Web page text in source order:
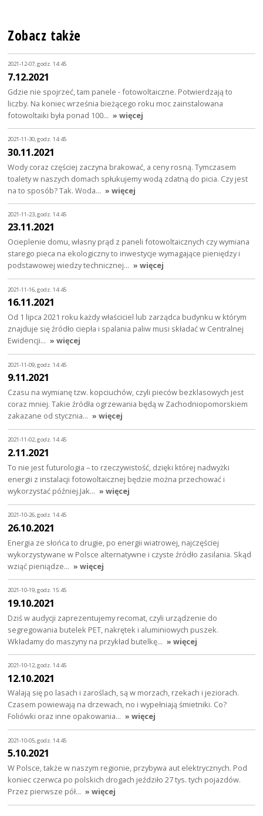
Zobacz także
2021-12-07, godz. 14:45
7.12.2021
Gdzie nie spojrzeć, tam panele - fotowoltaiczne. Potwierdzają to
liczby. Na koniec września bieżącego roku moc zainstalowana
fotowoltaiki była ponad 100… » więcej
2021-11-30, godz. 14:45
30.11.2021
Wody coraz częściej zaczyna brakować, a ceny rosną. Tymczasem
toalety w naszych domach spłukujemy wodą zdatną do picia. Czy jest
na to sposób? Tak. Woda… » więcej
2021-11-23, godz. 14:45
23.11.2021
Ocieplenie domu, własny prąd z paneli fotowoltaicznych czy wymiana
starego pieca na ekologiczny to inwestycje wymagające pieniędzy i
podstawowej wiedzy technicznej… » więcej
2021-11-16, godz. 14:45
16.11.2021
Od 1 lipca 2021 roku każdy właściciel lub zarządca budynku w którym
znajduje się źródło ciepła i spalania paliw musi składać w Centralnej
Ewidencji… » więcej
2021-11-09, godz. 14:45
9.11.2021
Czasu na wymianę tzw. kopciuchów, czyli pieców bezklasowych jest
coraz mniej. Takie źródła ogrzewania będą w Zachodniopomorskiem
zakazane od stycznia… » więcej
2021-11-02, godz. 14:45
2.11.2021
To nie jest futurologia – to rzeczywistość, dzięki której nadwyżki
energii z instalacji fotowoltaicznej będzie można przechować i
wykorzystać później.Jak… » więcej
2021-10-26, godz. 14:45
26.10.2021
Energia ze słońca to drugie, po energii wiatrowej, najczęściej
wykorzystywane w Polsce alternatywne i czyste źródło zasilania. Skąd
wziąć pieniądze… » więcej
2021-10-19, godz. 15:45
19.10.2021
Dziś w audycji zaprezentujemy recomat, czyli urządzenie do
segregowania butelek PET, nakrętek i aluminiowych puszek.
Wkładamy do maszyny na przykład butelkę… » więcej
2021-10-12, godz. 14:45
12.10.2021
Walają się po lasach i zaroślach, są w morzach, rzekach i jeziorach.
Czasem powiewają na drzewach, no i wypełniają śmietniki. Co?
Foliówki oraz inne opakowania… » więcej
2021-10-05, godz. 14:45
5.10.2021
W Polsce, także w naszym regionie, przybywa aut elektrycznych. Pod
koniec czerwca po polskich drogach jeździło 27 tys. tych pojazdów.
Przez pierwsze pół… » więcej